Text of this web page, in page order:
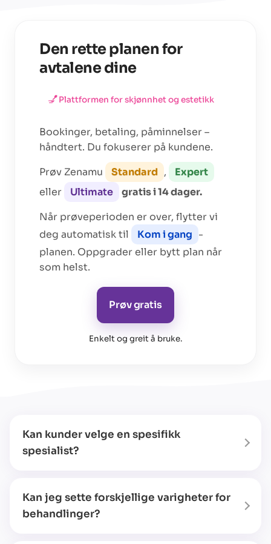
Den rette planen for
avtalene dine
💅Plattformen forskjønnhet og estetikk
Bookinger, betaling, påminnelser –
håndtert. Du fokuserer på kundene.
Prøv Zenamu
Standard ,
Expert
eller
Ultimate
gratis i 14 dager.
Når prøveperioden er over, flytter vi
deg automatisk til
Kom i gang -
planen. Oppgrader eller bytt plan når
som helst.
Prøv gratis
Enkelt og greit å bruke.
Kan kunder velge en spesifikk
spesialist?
Kan jeg sette forskjellige varigheter for
behandlinger?